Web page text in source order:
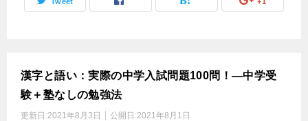
漢字と語い：実際の中学入試問題100問！―中学受
験＋塾なしの勉強法
更新日:2021年8月3日 公開日:2021年8月1日